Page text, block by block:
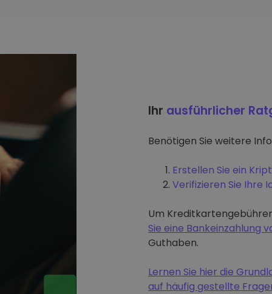
Ihr ausführlicher
Benötigen Sie weitere
Erstellen Sie ein
Verifizieren Sie Ihre
Um
Sie eine Bankeinzahlung
Guthaben.
Lernen Sie hier die
auf häufig gestellte